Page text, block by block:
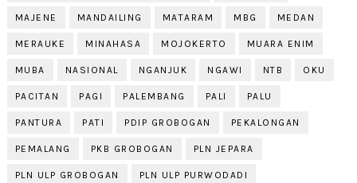
MAJENE MANDAILING MATARAM MBG MEDAN
MERAUKE MINAHASA MOJOKERTO MUARA ENIM
MUBA NASIONAL NGANJUK NGAWI NTB OKU
PACITAN PAGI PALEMBANG PALI PALU
PANTURA PATI PDIP GROBOGAN PEKALONGAN
PEMALANG PKB GROBOGAN PLN JEPARA
PLN ULP GROBOGAN PLN ULP PURWODADI